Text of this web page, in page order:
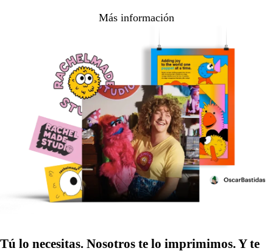
Más información
Tú lo necesitas. Nosotros te lo imprimimos. Y te